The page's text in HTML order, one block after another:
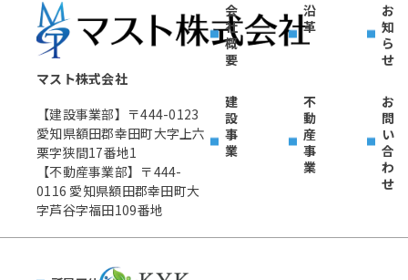
マスト株式会社
【建設事業部】〒444-0123
愛知県額田郡幸田町大字上六
栗字狭間17番地1
【不動産事業部】〒444-
0116 愛知県額田郡幸田町大
字芦谷字福田109番地
会
社
概
要
沿
革
お
知
ら
せ
建
設
事
業
不
動
産
事
業
お
問
い
合
わ
せ